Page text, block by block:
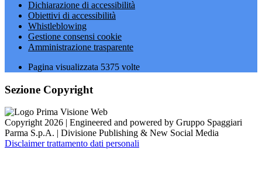
Dichiarazione di accessibilità
Obiettivi di accessibilità
Whistleblowing
Gestione consensi cookie
Amministrazione trasparente
Pagina visualizzata 5375 volte
Sezione Copyright
Copyright 2026 | Engineered and powered by Gruppo Spaggiari
Parma S.p.A. | Divisione Publishing & New Social Media
Disclaimer trattamento dati personali